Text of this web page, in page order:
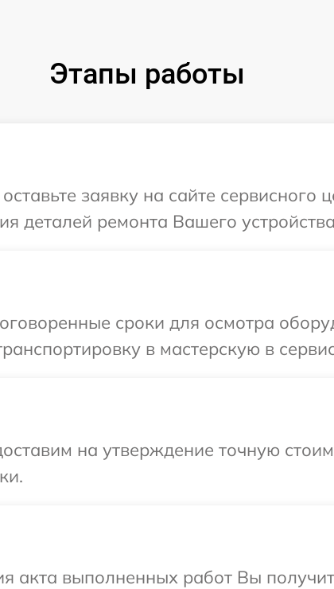
Этапы работы
заявку на сайте
деталей ремонта Вашего
сроки для осмотра
в мастерскую в
на утверждение точную
акта выполненных работ Вы